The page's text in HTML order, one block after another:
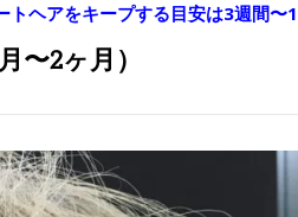
トヘアをキープする目安は3週間〜1
〜2ヶ月）